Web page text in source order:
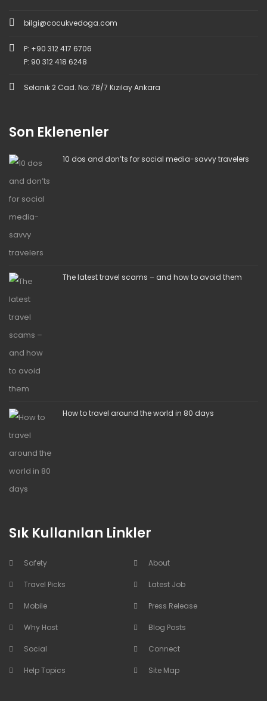
bilgi@cocukvedoga.com
P: +90 312 417 6706
P: 90 312 418 6248
Selanik 2 Cad. No: 78/7 Kızılay Ankara
Son Eklenenler
10 dos and don’ts for social media-savvy travelers
The latest travel scams – and how to avoid them
How to travel around the world in 80 days
Sık Kullanılan Linkler
Safety About
Travel Picks Latest Job
Mobile Press Release
Why Host Blog Posts
Social Connect
Help Topics Site Map